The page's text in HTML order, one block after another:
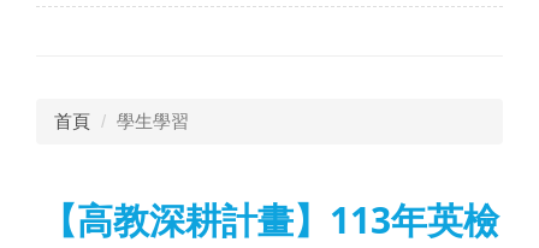
首頁 學生學習
【高教深耕計畫】113年英檢